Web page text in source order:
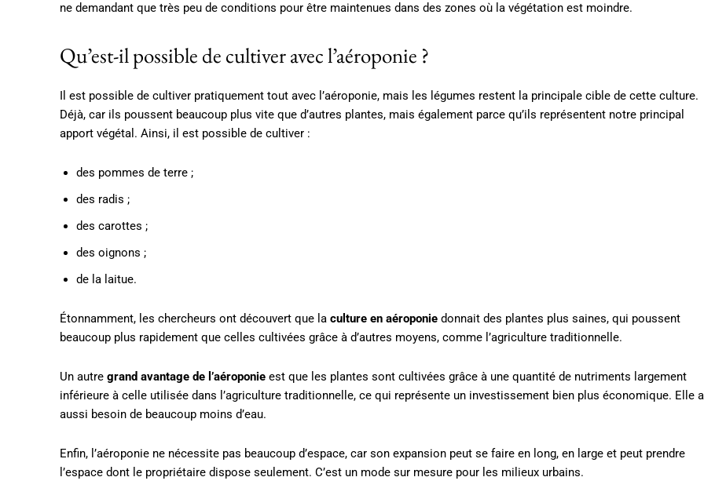
ne demandant que très peu de conditions pour être maintenues dans des zones où la végétation est moindre.
Qu’est-il possible de cultiver avec l’aéroponie ?
Il est possible de cultiver pratiquement tout avec l’aéroponie, mais les légumes restent la principale cible de cette culture.
Déjà, car ils poussent beaucoup plus vite que d’autres plantes, mais également parce qu’ils représentent notre principal
apport végétal. Ainsi, il est possible de cultiver :
des pommes de terre ;
des radis ;
des carottes ;
des oignons ;
de la laitue.
Étonnamment, les chercheurs ont découvert que la culture en aéroponie donnait des plantes plus saines, qui poussent
beaucoup plus rapidement que celles cultivées grâce à d’autres moyens, comme l’agriculture traditionnelle.
Un autre grand avantage de l’aéroponie est que les plantes sont cultivées grâce à une quantité de nutriments largement
inférieure à celle utilisée dans l’agriculture traditionnelle, ce qui représente un investissement bien plus économique. Elle a
aussi besoin de beaucoup moins d’eau.
Enfin, l’aéroponie ne nécessite pas beaucoup d’espace, car son expansion peut se faire en long, en large et peut prendre
l’espace dont le propriétaire dispose seulement. C’est un mode sur mesure pour les milieux urbains.